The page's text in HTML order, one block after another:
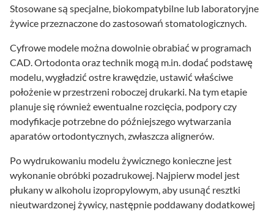
Stosowane są specjalne, biokompatybilne lub laboratoryjne
żywice przeznaczone do zastosowań stomatologicznych.
Cyfrowe modele można dowolnie obrabiać w programach
CAD. Ortodonta oraz technik mogą m.in. dodać podstawę
modelu, wygładzić ostre krawędzie, ustawić właściwe
położenie w przestrzeni roboczej drukarki. Na tym etapie
planuje się również ewentualne rozcięcia, podpory czy
modyfikacje potrzebne do późniejszego wytwarzania
aparatów ortodontycznych, zwłaszcza alignerów.
Po wydrukowaniu modelu żywicznego konieczne jest
wykonanie obróbki pozadrukowej. Najpierw model jest
płukany w alkoholu izopropylowym, aby usunąć resztki
nieutwardzonej żywicy, następnie poddawany dodatkowej